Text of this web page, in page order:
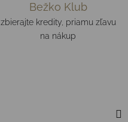
Bežko Klub
zbierajte kredity, priamu zľavu
na nákup